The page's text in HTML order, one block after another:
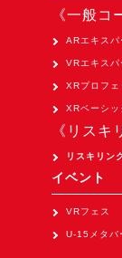
《一般コ
ARエキスパ
VRエキスパ
XRプロフェ
XRベーシッ
《リスキ
リスキリン
イベント
VRフェス
U-15メタバ